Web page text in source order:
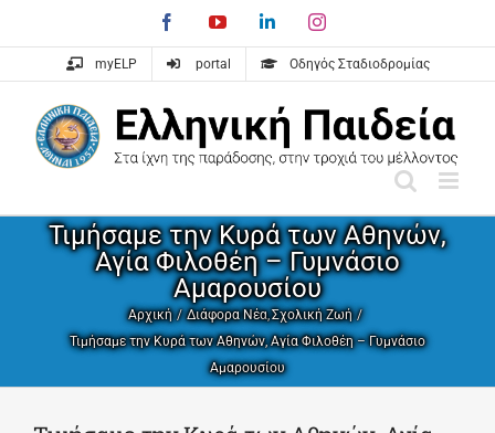
content
FacebookYouTubeLinkedInInstagram
myELP portal Οδηγός Σταδιοδρομίας
Τιμήσαμε την Κυρά των Αθηνών,
Αγία Φιλοθέη – Γυμνάσιο
Αμαρουσίου
Αρχική Διάφορα Νέα Σχολική Ζωή
Τιμήσαμε την Κυρά των Αθηνών, Αγία Φιλοθέη – Γυμνάσιο
Αμαρουσίου